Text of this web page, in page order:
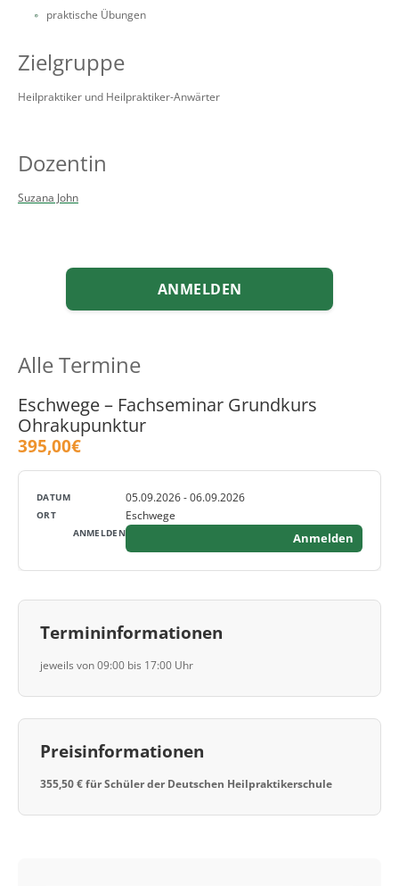
praktische Übungen
Zielgruppe
Heilpraktiker und Heilpraktiker-Anwärter
Dozentin
Suzana John
ANMELDEN
Alle Termine
Eschwege – Fachseminar Grundkurs
Ohrakupunktur
395,00€
05.09.2026 - 06.09.2026
Eschwege
Anmelden
Termininformationen
jeweils von 09:00 bis 17:00 Uhr
Preisinformationen
355,50 € für Schüler der Deutschen Heilpraktikerschule